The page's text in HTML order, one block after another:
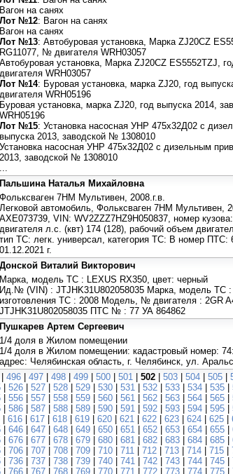
Вагон на санях
Лот №12: Вагон на санях
Вагон на санях
Лот №13: Автобуровая установка, Марка ZJ20CZ
RG11077, № двигателя WRH03057
Автобуровая установка, Марка ZJ20CZ ES5552TZJ,
двигателя WRH03057
Лот №14: Буровая установка, марка ZJ20, год
двигателя WRH05196
Буровая установка, марка ZJ20, год выпуска 2014,
WRH05196
Лот №15: Установка насосная УНР 475х32Д02 с
выпуска 2013, заводской № 1308010
Установка насосная УНР 475х32Д02 с дизельным
2013, заводской № 1308010
Пальшина Наталья Михайловна
Фольксваген 7НМ Мультивен, 2008.г.в.
Легковой автомобиль, Фольксваген 7НМ Мультивен,
AXE073739, VIN: WV2ZZZ7НZ9Н050837, номер
двигателя л.с. (квт) 174 (128), рабочий объем
тип ТС: легк. универсал, категория ТС: В номер
01.12.2021 г.
Донской Виталий Викторович
Марка, модель ТС : LEXUS RX350, цвет: черный
Ид.№ (VIN) : JTJHK31U802058035 Марка, модель ТС :
изготовления ТС : 2008 Модель, № двигателя : 2GR
JTJHK31U802058035 ПТС № : 77 УА 864862
Пушкарев Артем Сергеевич
1/4 доля в Жилом помещении
1/4 доля в Жилом помещении: кадастровый номер:
адрес: Челябинская область, г. Челябинск, ул.
| 496 | 497 | 498 | 499 | 500 | 501 | 502 | 503 | 504 | 505 |
| 526 | 527 | 528 | 529 | 530 | 531 | 532 | 533 | 534 | 535 |
| 556 | 557 | 558 | 559 | 560 | 561 | 562 | 563 | 564 | 565 |
| 586 | 587 | 588 | 589 | 590 | 591 | 592 | 593 | 594 | 595 |
| 616 | 617 | 618 | 619 | 620 | 621 | 622 | 623 | 624 | 625 |
| 646 | 647 | 648 | 649 | 650 | 651 | 652 | 653 | 654 | 655 |
| 676 | 677 | 678 | 679 | 680 | 681 | 682 | 683 | 684 | 685 |
| 706 | 707 | 708 | 709 | 710 | 711 | 712 | 713 | 714 | 715 |
| 736 | 737 | 738 | 739 | 740 | 741 | 742 | 743 | 744 | 745 |
| 766 | 767 | 768 | 769 | 770 | 771 | 772 | 773 | 774 | 775 |